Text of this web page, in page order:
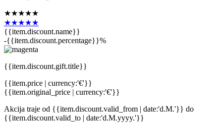
★★★★★
★★★★★
{{item.discount.name}}
-{{item.discount.percentage}}%
{{item.discount.gift.title}}
{{item.price | currency:'€'}}
{{item.original_price | currency:'€'}}
Akcija traje od {{item.discount.valid_from | date:'d.M.'}} do
{{item.discount.valid_to | date:'d.M.yyyy.'}}